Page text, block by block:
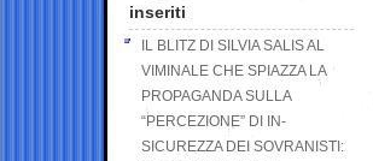
inseriti
IL BLITZ DI SILVIA SALIS AL
VIMINALE CHE SPIAZZA LA
PROPAGANDA SULLA
“PERCEZIONE” DI IN-
SICUREZZA DEI SOVRANISTI: